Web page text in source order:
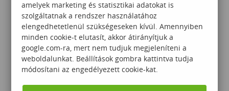
Enneagram-alapú
amelyek marketing és statisztikai adatokat is
szolgáltatnak a rendszer használatához
elengedhetetlenül szükségeseken kívül. Amennyiben
minden cookie-t elutasít, akkor átirányítjuk a
google.com-ra, mert nem tudjuk megjeleníteni a
weboldalunkat. Beállítások gombra kattintva tudja
módosítani az engedélyezett cookie-kat.